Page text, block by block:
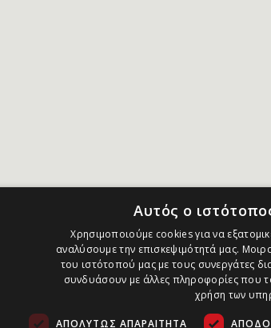
Αυτός ο
Χρησιμοποιούμε cookies για να
αναλύσουμε την επισκεψιμότητά μας.
του ιστότοπού μας με τους συνεργάτες
συνδυάσουν με άλλες πληροφορίες που
χρήση των
ΑΠΟΛΎΤΩΣ ΑΠΑΡΑΊΤΗΤΑ